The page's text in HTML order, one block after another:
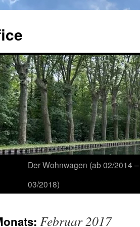
Der Wohnwagen (ab 02/2014 –
03/2018)
Februar 2017